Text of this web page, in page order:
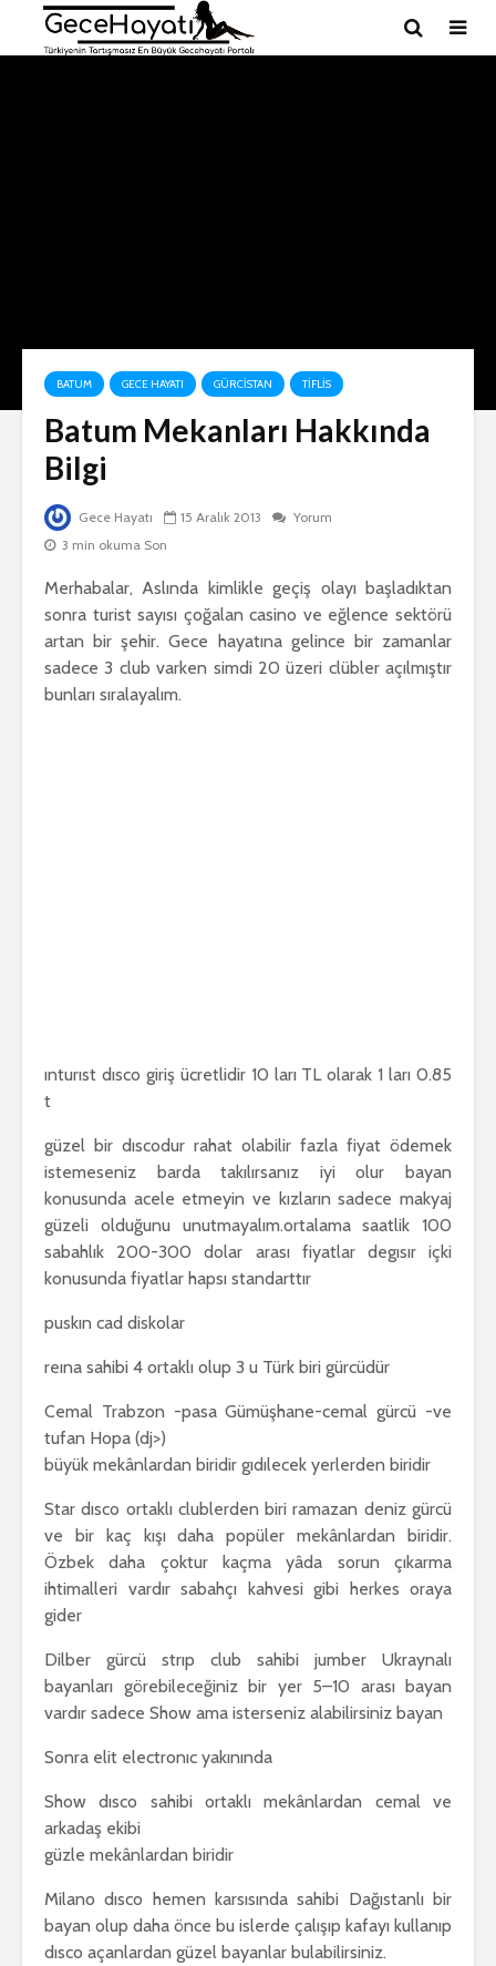
BATUM GECE HAYATI GÜRCISTAN TIFLIS
Batum Mekanları Hakkında
Bilgi
Gece Hayatı 15 Aralık 2013
Yorum
3 min okuma Son
Merhabalar, Aslında kimlikle geçiş olayı başladıktan
sonra turist sayısı çoğalan casino ve eğlence sektörü
artan bir şehir. Gece hayatına gelince bir zamanlar
sadece 3 club varken simdi 20 üzeri clübler açılmıştır
bunları sıralayalım.
ınturıst dısco giriş ücretlidir 10 ları TL olarak 1 ları 0.85
t
güzel bir dıscodur rahat olabilir fazla fiyat ödemek
istemeseniz barda takılırsanız iyi olur bayan
konusunda acele etmeyin ve kızların sadece makyaj
güzeli olduğunu unutmayalım.ortalama saatlik 100
sabahlık 200-300 dolar arası fiyatlar degısır içki
konusunda fiyatlar hapsı standarttır
puskın cad diskolar
reına sahibi 4 ortaklı olup 3 u Türk biri gürcüdür
Cemal Trabzon -pasa Gümüşhane-cemal gürcü -ve
tufan Hopa (dj>)
büyük mekânlardan biridir gıdılecek yerlerden biridir
Star dısco ortaklı clublerden biri ramazan deniz gürcü
ve bir kaç kışı daha popüler mekânlardan biridir.
Özbek daha çoktur kaçma yâda sorun çıkarma
ihtimalleri vardır sabahçı kahvesi gibi herkes oraya
gider
Dilber gürcü strıp club sahibi jumber Ukraynalı
bayanları görebileceğiniz bir yer 5–10 arası bayan
vardır sadece Show ama isterseniz alabilirsiniz bayan
Sonra elit electronıc yakınında
Show dısco sahibi ortaklı mekânlardan cemal ve
arkadaş ekibi
güzle mekânlardan biridir
Milano dısco hemen karsısında sahibi Dağıstanlı bir
bayan olup daha önce bu islerde çalışıp kafayı kullanıp
dısco açanlardan güzel bayanlar bulabilirsiniz.